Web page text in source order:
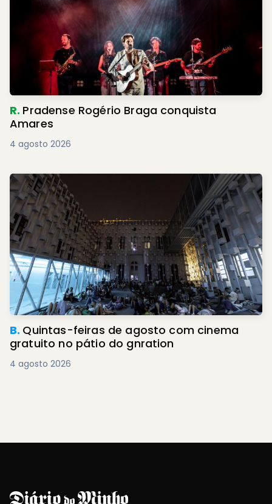
R. Pradense Rogério Braga conquista
Amares
4 agosto 2026
B. Quintas-feiras de agosto com cinema
gratuito no pátio do gnration
4 agosto 2026